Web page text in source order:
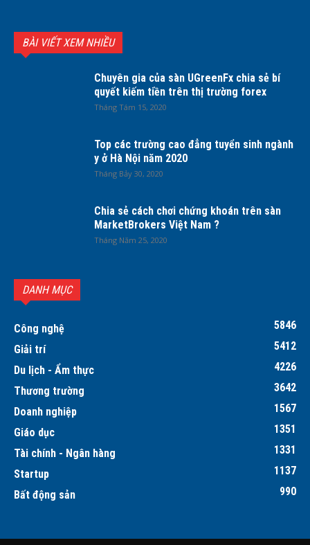
BÀI VIẾT XEM NHIỀU
Chuyên gia của sàn UGreenFx chia sẻ bí
quyết kiếm tiền trên thị trường forex
Tháng Tám 15, 2020
Top các trường cao đẳng tuyển sinh ngành
y ở Hà Nội năm 2020
Tháng Bảy 30, 2020
Chia sẻ cách chơi chứng khoán trên sàn
MarketBrokers Việt Nam ?
Tháng Năm 25, 2020
DANH MỤC
Công nghệ
5846
Giải trí
5412
Du lịch - Ẩm thực
4226
Thương trường
3642
Doanh nghiệp
1567
Giáo dục
1351
Tài chính - Ngân hàng
1331
Startup
1137
Bất động sản
990